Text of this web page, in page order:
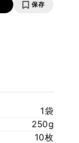
保存
1袋
250g
10枚